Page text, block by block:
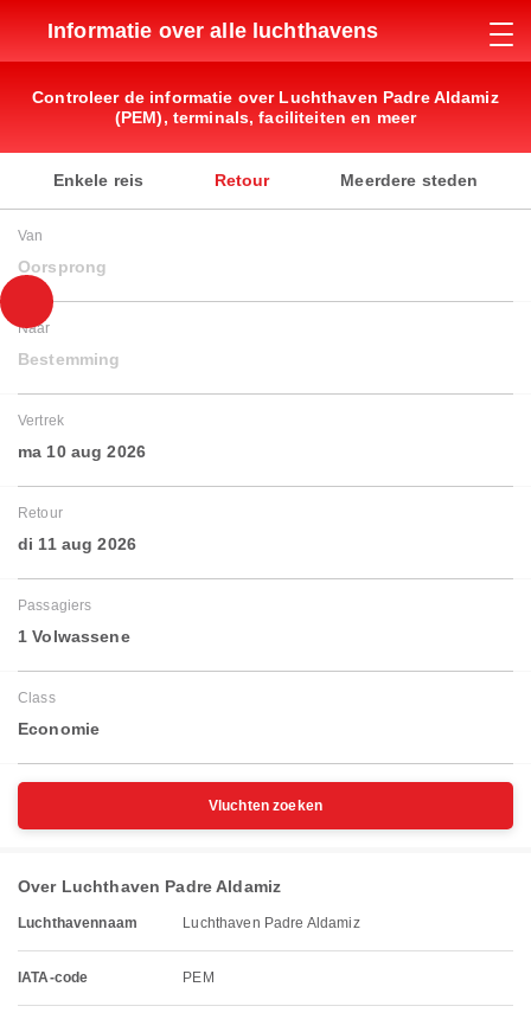
Informatie over alle luchthavens
Controleer de informatie over Luchthaven Padre Aldamiz
(PEM), terminals, faciliteiten en meer
Enkele reis Retour Meerdere steden
Van
Oorsprong
Naar
Bestemming
Vertrek
ma 10 aug 2026
Retour
di 11 aug 2026
Passagiers
1 Volwassene
Class
Economie
Vluchten zoeken
Over Luchthaven Padre Aldamiz
Luchthavennaam Luchthaven Padre Aldamiz
IATA-code PEM